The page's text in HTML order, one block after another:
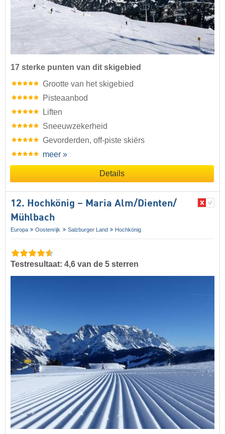
17 sterke punten van dit skigebied
Grootte van het skigebied
Pisteaanbod
Liften
Sneeuwzekerheid
Gevorderden, off-piste skiërs
meer »
Details
12. Hochkönig – Maria Alm/​Dienten/​
Mühlbach
Europa Oostenrijk Salzburger Land Hochkönig
Testresultaat: 4,6 van de 5 sterren